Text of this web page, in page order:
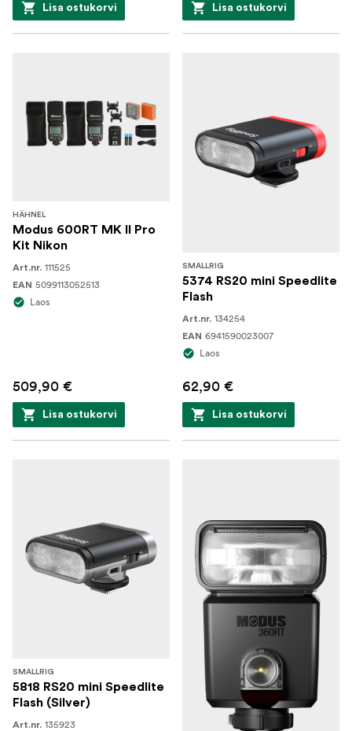
Lisa ostukorvi Lisa ostukorvi
HÄHNEL
Modus 600RT MK II Pro
Kit Nikon
Art.nr. 111525
EAN 5099113052513
Laos
509,90 €
Lisa ostukorvi
SMALLRIG
5374 RS20 mini Speedlite
Flash
Art.nr. 134254
EAN 6941590023007
Laos
62,90 €
Lisa ostukorvi
SMALLRIG
5818 RS20 mini Speedlite
Flash (Silver)
Art.nr. 135923